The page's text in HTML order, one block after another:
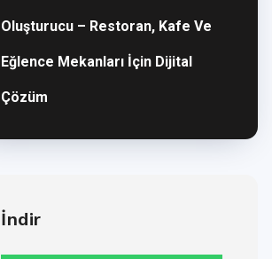
Oluşturucu – Restoran, Kafe Ve
Eğlence Mekanları İçin Dijital
Çözüm
İndir